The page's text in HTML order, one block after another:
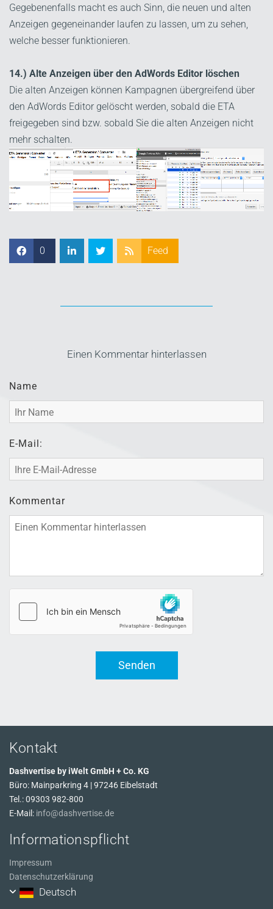
Gegebenenfalls macht es auch Sinn, die neuen und alten
Anzeigen gegeneinander laufen zu lassen, um zu sehen,
welche besser funktionieren.
14.) Alte Anzeigen über den AdWords Editor löschen
Die alten Anzeigen können Kampagnen übergreifend über
den AdWords Editor gelöscht werden, sobald die ETA
freigegeben sind bzw. sobald Sie die alten Anzeigen nicht
mehr schalten.
0 Feed
Einen Kommentar hinterlassen
Name
E-Mail:
Kommentar
Kontakt
Dashvertise by iWelt GmbH + Co. KG
Büro: Mainparkring 4 | 97246 Eibelstadt
Tel.:09303 982-800
E-Mail: info@dashvertise.de
Informationspflicht
Impressum
Datenschutzerklärung
Deutsch